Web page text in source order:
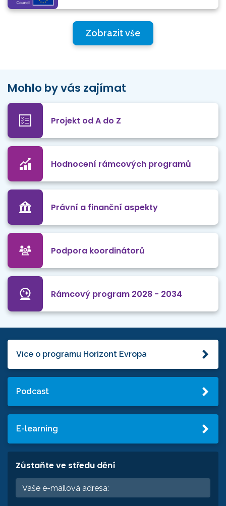
Zobrazit vše
Mohlo by vás zajímat
Projekt od A do Z
Hodnocení rámcových programů
Právní a finanční aspekty
Podpora koordinátorů
Rámcový program 2028 - 2034
Více o programu Horizont Evropa
Podcast
E-learning
Zůstaňte ve středu dění